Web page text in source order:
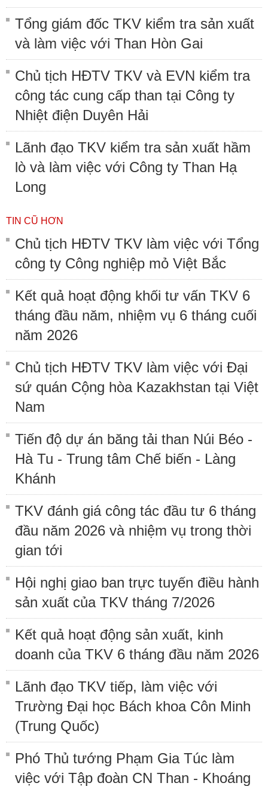
Tổng giám đốc TKV kiểm tra sản xuất
và làm việc với Than Hòn Gai
Chủ tịch HĐTV TKV và EVN kiểm tra
công tác cung cấp than tại Công ty
Nhiệt điện Duyên Hải
Lãnh đạo TKV kiểm tra sản xuất hầm
lò và làm việc với Công ty Than Hạ
Long
TIN CŨ HƠN
Chủ tịch HĐTV TKV làm việc với Tổng
công ty Công nghiệp mỏ Việt Bắc
Kết quả hoạt động khối tư vấn TKV 6
tháng đầu năm, nhiệm vụ 6 tháng cuối
năm 2026
Chủ tịch HĐTV TKV làm việc với Đại
sứ quán Cộng hòa Kazakhstan tại Việt
Nam
Tiến độ dự án băng tải than Núi Béo -
Hà Tu - Trung tâm Chế biến - Làng
Khánh
TKV đánh giá công tác đầu tư 6 tháng
đầu năm 2026 và nhiệm vụ trong thời
gian tới
Hội nghị giao ban trực tuyến điều hành
sản xuất của TKV tháng 7/2026
Kết quả hoạt động sản xuất, kinh
doanh của TKV 6 tháng đầu năm 2026
Lãnh đạo TKV tiếp, làm việc với
Trường Đại học Bách khoa Côn Minh
(Trung Quốc)
Phó Thủ tướng Phạm Gia Túc làm
việc với Tập đoàn CN Than - Khoáng